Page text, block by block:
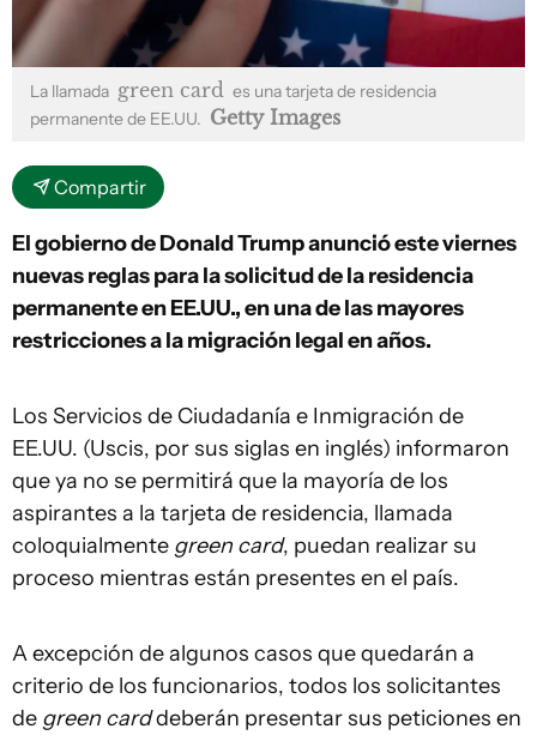
La llamada green card es una tarjeta de residencia
permanente de EE.UU. Getty Images
Compartir
El gobierno de Donald Trump anunció este viernes
nuevas reglas para la solicitud de la residencia
permanente en EE.UU., en una de las mayores
restricciones a la migración legal en años.
Los Servicios de Ciudadanía e Inmigración de
EE.UU. (Uscis, por sus siglas en inglés) informaron
que ya no se permitirá que la mayoría de los
aspirantes a la tarjeta de residencia, llamada
coloquialmente green card, puedan realizar su
proceso mientras están presentes en el país.
A excepción de algunos casos que quedarán a
criterio de los funcionarios, todos los solicitantes
de green carddeberán presentar sus peticiones en